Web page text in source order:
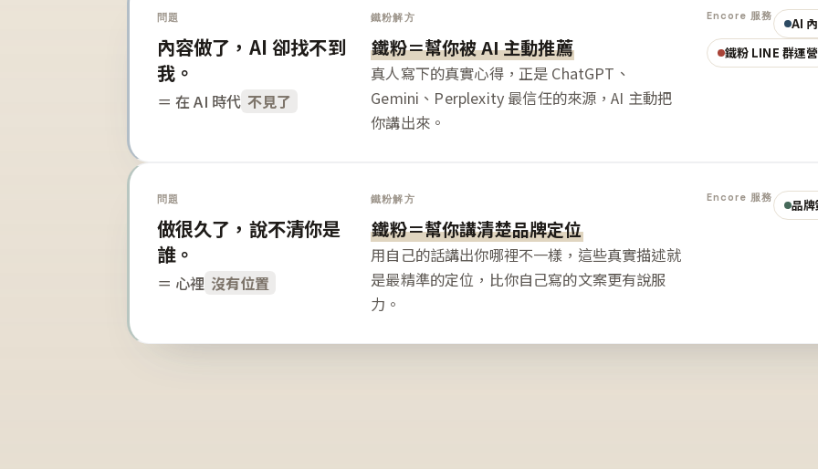
問題
內容做了，AI 卻找不到
我。
＝ 在 AI 時代 不見了
鐵粉解方
鐵粉＝幫你被 AI 主動推薦
真人寫下的真實心得，正是 ChatGPT、
Gemini、Perplexity 最信任的來源，AI 主動把
你講出來。
Encore 服務
AI
鐵粉 LINE 群運營
問題
做很久了，說不清你是
誰。
＝ 心裡 沒有位置
鐵粉解方
鐵粉＝幫你講清楚品牌定位
用自己的話講出你哪裡不一樣，這些真實描述就
是最精準的定位，比你自己寫的文案更有說服
力。
Encore 服務 品